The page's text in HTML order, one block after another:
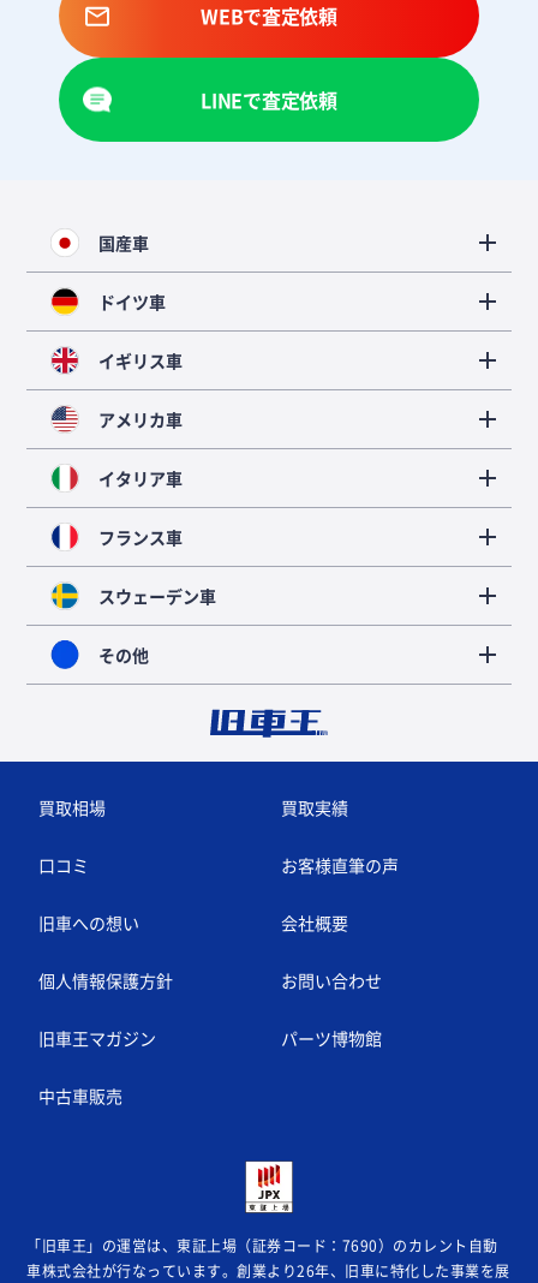
WEBで査定依頼
LINEで査定依頼
国産車
ドイツ車
イギリス車
アメリカ車
イタリア車
フランス車
スウェーデン車
その他
買取相場 買取実績
口コミ お客様直筆の声
旧車への想い 会社概要
個人情報保護方針 お問い合わせ
旧車王マガジン パーツ博物館
中古車販売
「旧車王」の運営は、東証上場（証券コード：7690）のカレント自動
車株式会社が行なっています。創業より26年、旧車に特化した事業を展